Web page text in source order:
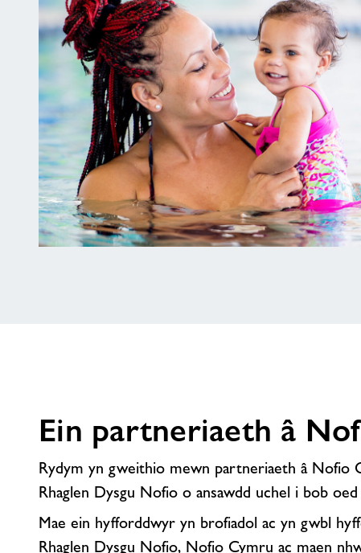
Ein partneriaeth â
Rydym yn gweithio mewn partneriaeth â Nofio
Rhaglen Dysgu Nofio o ansawdd uchel i bob oed
Mae ein hyfforddwyr yn brofiadol ac yn gwbl
Rhaglen Dysgu Nofio, Nofio Cymru ac maen